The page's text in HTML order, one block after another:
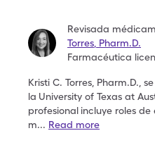
Revisada
Torres Pharm.D.
Farmacéutica
Kristi C. Torres, Pharm.D.,
la University of Texas at
profesional incluye roles
m... Read more